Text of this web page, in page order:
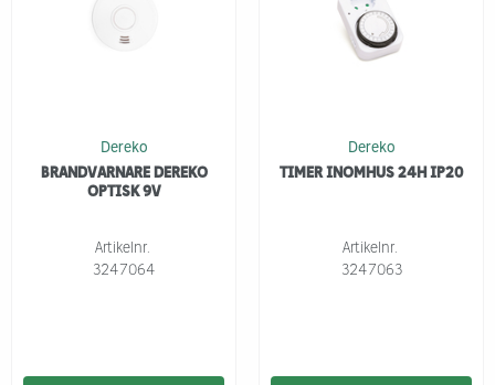
Dereko
BRANDVARNARE DEREKO
OPTISK 9V
Artikelnr.
3247064
Dereko
TIMER INOMHUS 24H IP20
Artikelnr.
3247063